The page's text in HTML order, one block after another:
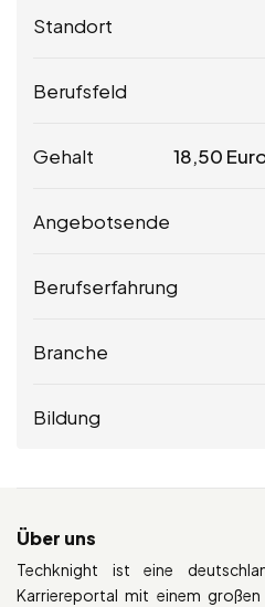
Standort
Berufsfeld
Gehalt 18,50
Angebotsende
Berufserfahrung
Branche
Bildung
Über uns
Techknight ist eine
Karriereportal mit einem